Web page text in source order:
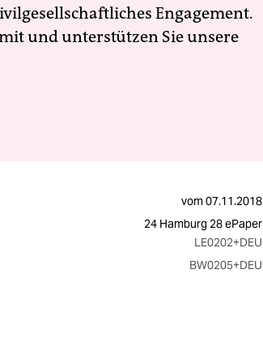
Engagement.
und unterstützen Sie unsere
vom07.11.2018
24 Hamburg 28 ePaper
LE0202+DEU
BW0205+DEU